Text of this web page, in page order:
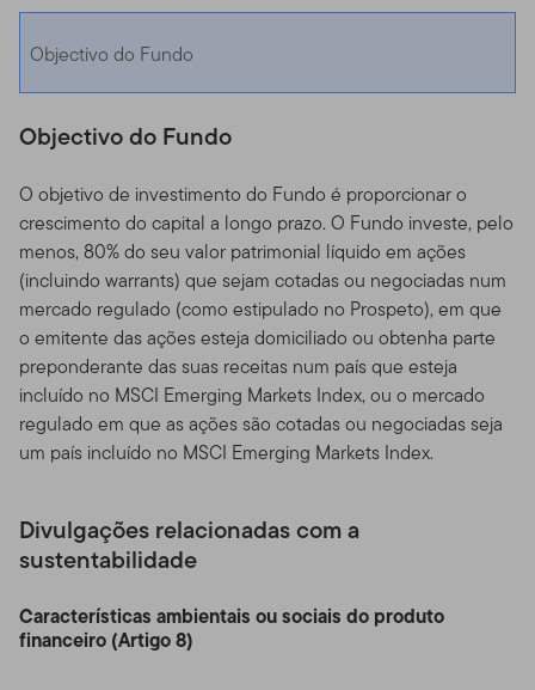
Objectivo do Fundo
Objectivo do Fundo
O objetivo de investimento do Fundo é proporcionar o
crescimento do capital a longo prazo. O Fundo investe, pelo
menos, 80% do seu valor patrimonial líquido em ações
(incluindo warrants) que sejam cotadas ou negociadas num
mercado regulado (como estipulado no Prospeto), em que
o emitente das ações esteja domiciliado ou obtenha parte
preponderante das suas receitas num país que esteja
incluído no MSCI Emerging Markets Index, ou o mercado
regulado em que as ações são cotadas ou negociadas seja
um país incluído no MSCI Emerging Markets Index.
Divulgações relacionadas com a
sustentabilidade
Características ambientais ou sociais do produto
financeiro (Artigo 8)